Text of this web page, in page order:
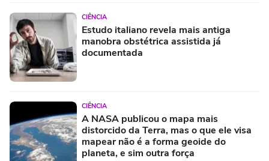
CIÊNCIA
Estudo italiano revela mais antiga
manobra obstétrica assistida já
documentada
CIÊNCIA
A NASA publicou o mapa mais
distorcido da Terra, mas o que ele visa
mapear não é a forma geoide do
planeta, e sim outra força